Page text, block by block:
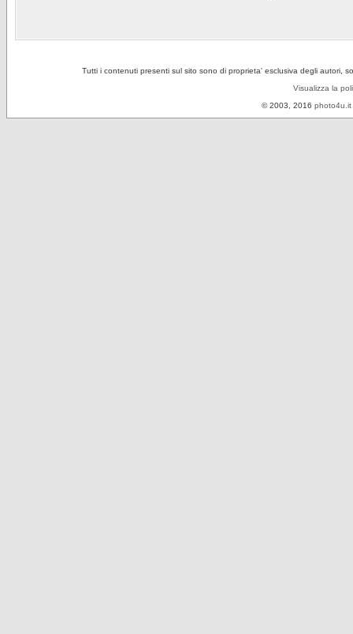
Tutti i contenuti presenti sul sito sono di proprieta' esclusiva degli autori,
Visualizza la
© 2003, 2016 photo4u.it